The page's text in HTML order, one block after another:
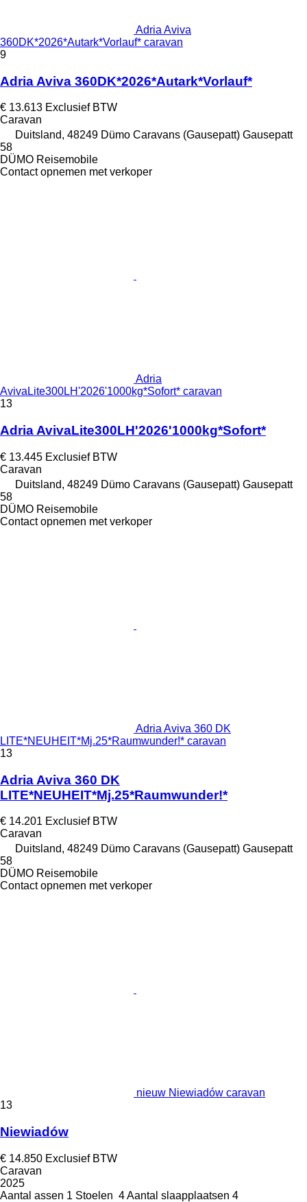
Adria Aviva
360DK*2026*Autark*Vorlauf* caravan
9
Adria Aviva 360DK*2026*Autark*Vorlauf*
€ 13.613 Exclusief BTW
Caravan
Duitsland, 48249 Dümo Caravans (Gausepatt) Gausepatt
58
DÜMO Reisemobile
Contact opnemen met verkoper
Adria
AvivaLite300LH'2026'1000kg*Sofort* caravan
13
Adria AvivaLite300LH'2026'1000kg*Sofort*
€ 13.445 Exclusief BTW
Caravan
Duitsland, 48249 Dümo Caravans (Gausepatt) Gausepatt
58
DÜMO Reisemobile
Contact opnemen met verkoper
Adria Aviva 360 DK
LITE*NEUHEIT*Mj.25*Raumwunder!* caravan
13
Adria Aviva 360 DK
LITE*NEUHEIT*Mj.25*Raumwunder!*
€ 14.201 Exclusief BTW
Caravan
Duitsland, 48249 Dümo Caravans (Gausepatt) Gausepatt
58
DÜMO Reisemobile
Contact opnemen met verkoper
nieuw Niewiadów caravan
13
Niewiadów
€ 14.850 Exclusief BTW
Caravan
2025
Aantal assen 1 Stoelen 4Aantal slaapplaatsen 4